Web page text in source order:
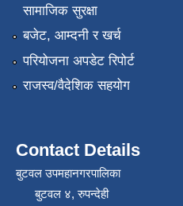
सामाजिक सुरक्षा
बजेट, आम्दनी र खर्च
परियोजना अपडेट रिपोर्ट
राजस्व/वैदेशिक सहयोग
Contact Details
बुटवल उपमहानगरपालिका
बुटवल ४, रुपन्देही